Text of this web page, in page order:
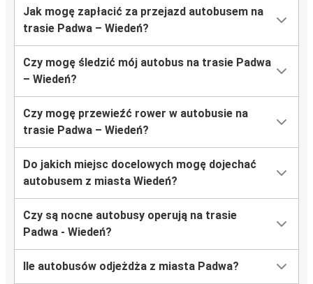
Jak mogę zapłacić za przejazd autobusem na
trasie Padwa – Wiedeń?
Czy mogę śledzić mój autobus na trasie Padwa
– Wiedeń?
Czy mogę przewieźć rower w autobusie na
trasie Padwa – Wiedeń?
Do jakich miejsc docelowych mogę dojechać
autobusem z miasta Wiedeń?
Czy są nocne autobusy operują na trasie
Padwa - Wiedeń?
Ile autobusów odjeżdża z miasta Padwa?